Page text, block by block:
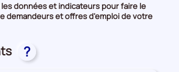
données et indicateurs pour faire le
demandeurs et offres d'emploi de votre
?